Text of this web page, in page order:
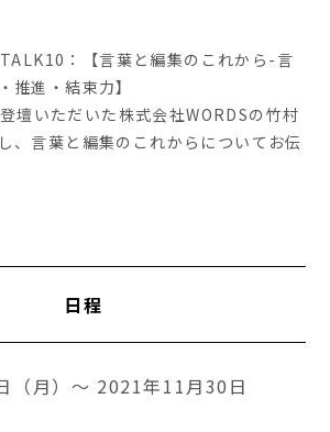
：【言葉と編集のこれから-言
推進・結束力】
壇いただいた株式会社WORDSの竹村
、言葉と編集のこれからについてお伝
日程
（月）～ 2021年11月30日